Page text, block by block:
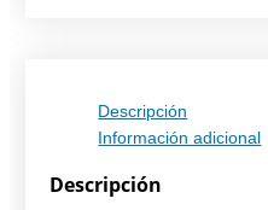
Descripción
Información adicional
Descripción